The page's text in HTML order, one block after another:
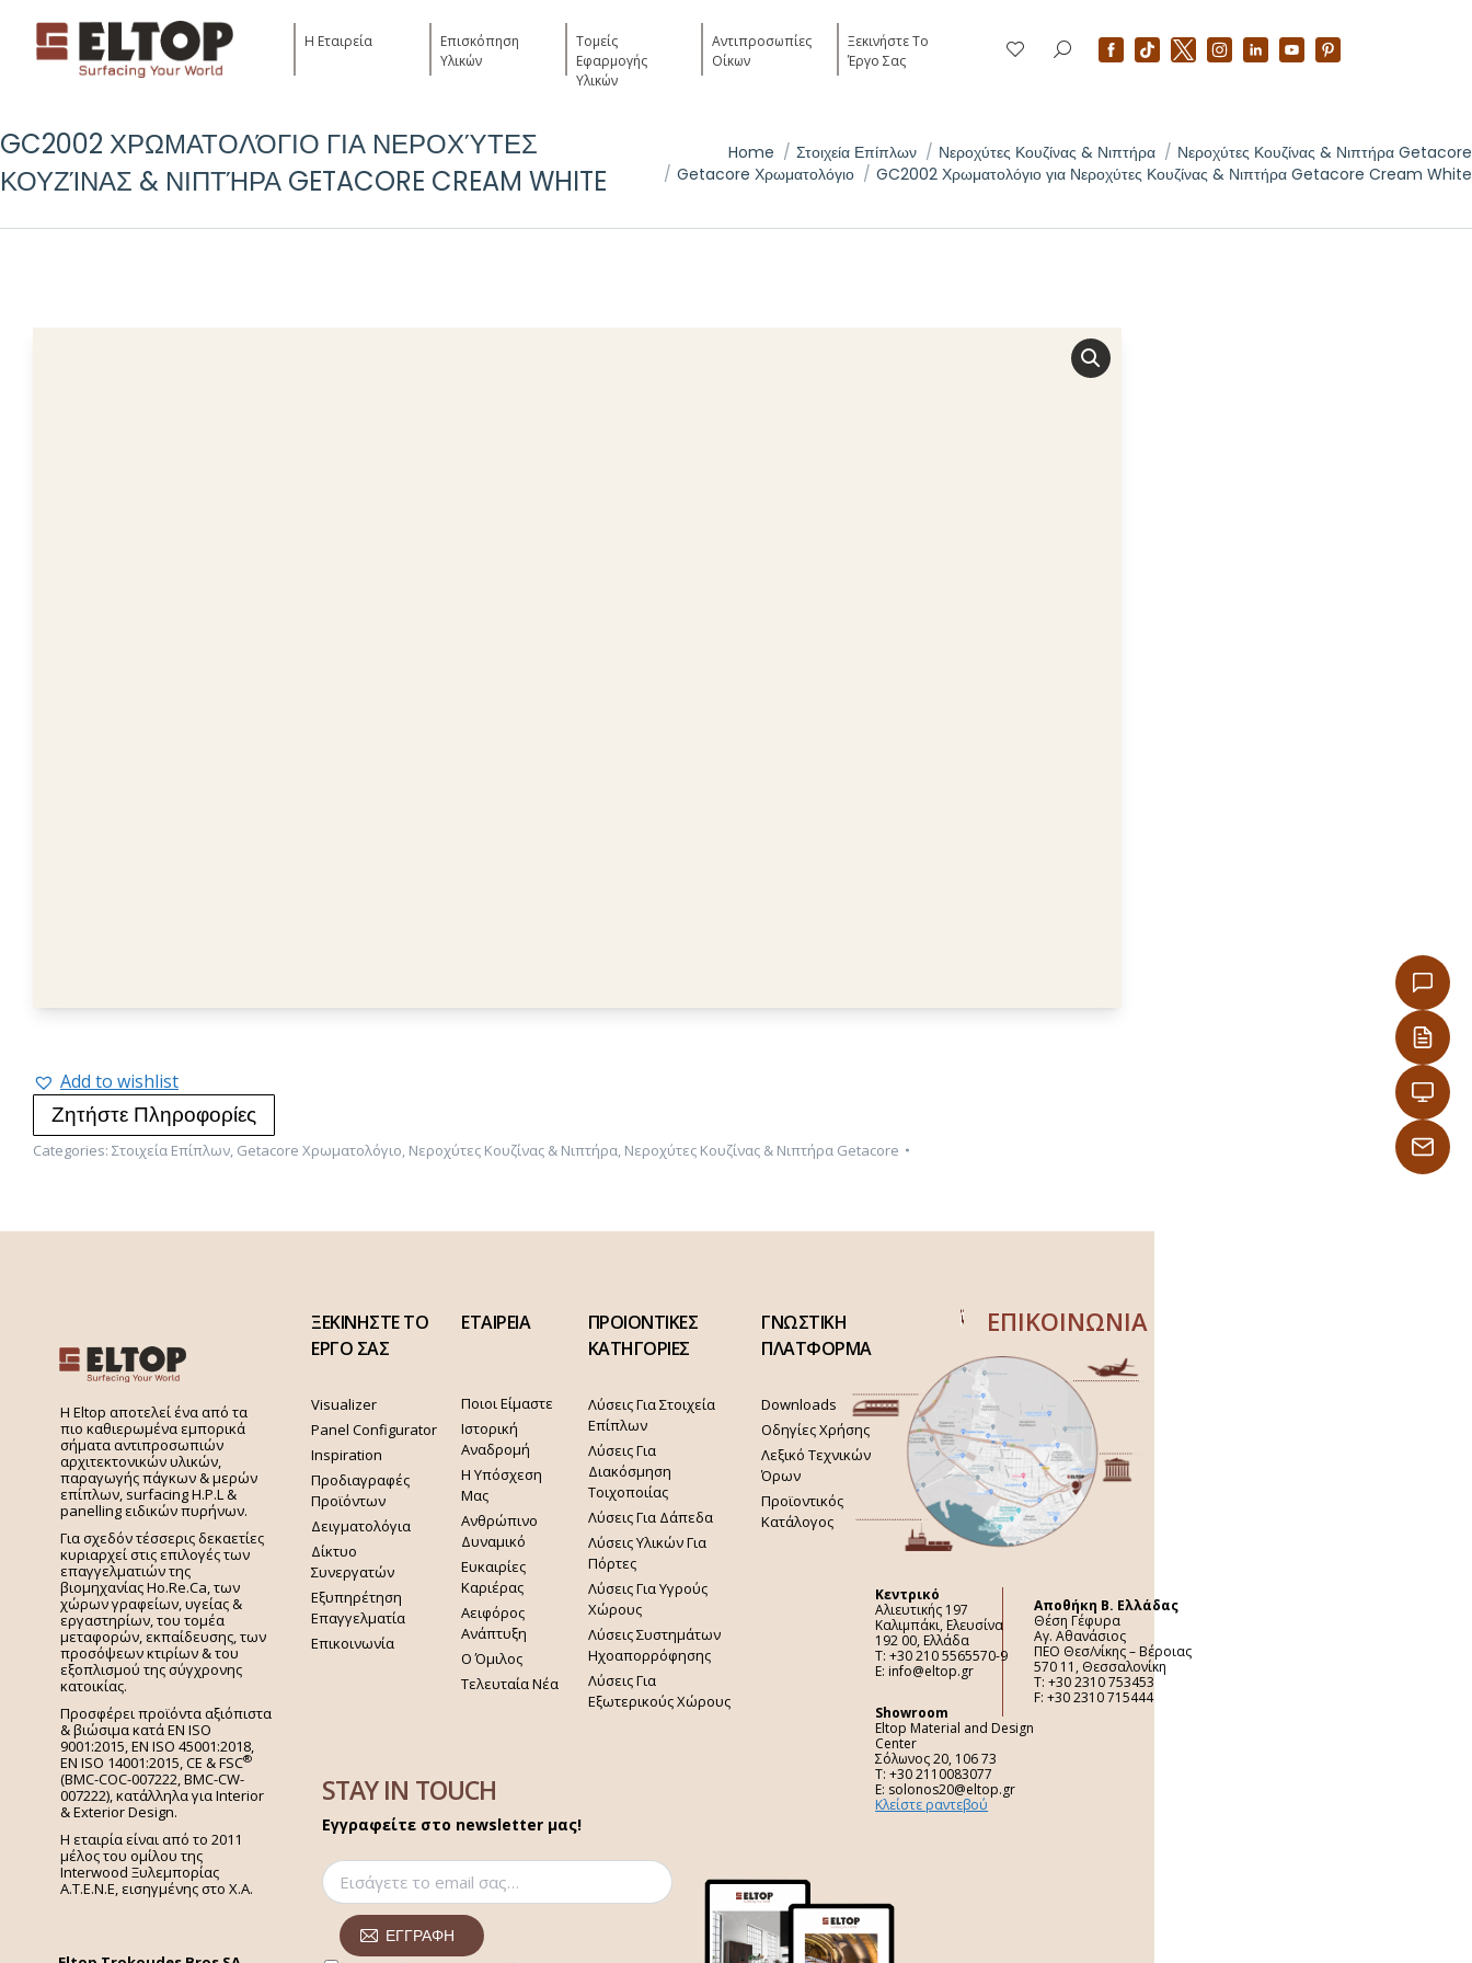
Η Εταιρεία
Επισκόπηση
Υλικών
Τομείς
Εφαρμογής
Υλικών
Αντιπροσωπίες
Οίκων
Ξεκινήστε Το
Έργο Σας
GC2002 ΧΡΩΜΑΤΟΛΌΓΙΟ ΓΙΑ ΝΕΡΟΧΎΤΕΣ
ΚΟΥΖΊΝΑΣ & ΝΙΠΤΉΡΑ GETACORE CREAM WHITE
You are here:Home Στοιχεία Επίπλων Νεροχύτες Κουζίνας & Νιπτήρα
Νεροχύτες Κουζίνας & Νιπτήρα Getacore
Getacore Χρωματολόγιο
GC2002 Χρωματολόγιο για Νεροχύτες Κουζίνας & Νιπτήρα Getacore Cream White
Add to wishlist
Ζητήστε Πληροφορίες
Categories: Στοιχεία Επίπλων, Getacore Χρωματολόγιο, Νεροχύτες Κουζίνας & Νιπτήρα, Νεροχύτες Κουζίνας & Νιπτήρα Getacore
H Eltop αποτελεί ένα από τα
πιο καθιερωμένα εμπορικά
σήματα αντιπροσωπιών
αρχιτεκτονικών υλικών,
παραγωγής πάγκων & μερών
επίπλων, surfacing H.P.L &
panelling ειδικών πυρήνων.
Για σχεδόν τέσσερις δεκαετίες
κυριαρχεί στις επιλογές των
επαγγελματιών της
βιομηχανίας Ho.Re.Ca, των
χώρων γραφείων, υγείας &
εργαστηρίων, του τομέα
μεταφορών, εκπαίδευσης, των
προσόψεων κτιρίων & του
εξοπλισμού της σύγχρονης
κατοικίας.
Προσφέρει προϊόντα αξιόπιστα
& βιώσιμα κατά EN ISO
9001:2015, EN ISO 45001:2018,
EN ISO 14001:2015,CE & FSC®
(BMC-COC-007222, BMC-CW-
007222), κατάλληλα για Interior
& Exterior Design.
Η εταιρία είναι από το 2011
μέλος του ομίλου της
Interwood Ξυλεμπορίας
Α.Τ.Ε.Ν.Ε, εισηγμένης στο Χ.A.
ΞΕΚΙΝΗΣΤΕ ΤΟ
ΕΡΓΟ ΣΑΣ
Visualizer
Panel Configurator
Inspiration
Προδιαγραφές
Προϊόντων
Δειγματολόγια
Δίκτυο
Συνεργατών
Εξυπηρέτηση
Επαγγελματία
Επικοινωνία
ΕΤΑΙΡΕΙΑ
Ποιοι Είμαστε
Ιστορική
Αναδρομή
Η Υπόσχεση
Μας
Ανθρώπινο
Δυναμικό
Ευκαιρίες
Καριέρας
Αειφόρος
Ανάπτυξη
Ο Όμιλος
Τελευταία Νέα
ΠΡΟΙΟΝΤΙΚΕΣ
ΚΑΤΗΓΟΡΙΕΣ
Λύσεις Για Στοιχεία
Επίπλων
Λύσεις Για
Διακόσμηση
Τοιχοποιίας
Λύσεις Για Δάπεδα
Λύσεις Υλικών Για
Πόρτες
Λύσεις Για Υγρούς
Χώρους
Λύσεις Συστημάτων
Ηχοαπορρόφησης
Λύσεις Για
Εξωτερικούς Χώρους
ΓΝΩΣΤΙΚΗ
ΠΛΑΤΦΟΡΜΑ
Downloads
Οδηγίες Χρήσης
Λεξικό Τεχνικών
Όρων
Προϊοντικός
Κατάλογος
ΕΠΙΚΟΙΝΩΝΙΑ
Κεντρικό
Αλιευτικής 197
Καλιμπάκι, Ελευσίνα
192 00, Ελλάδα
Τ: +30 210 5565570-9
E: info@eltop.gr
Showroom
Eltop Material and Design
Center
Σόλωνος 20, 106 73
Τ: +30 2110083077
E: solonos20@eltop.gr
Κλείστε ραντεβού
Aποθήκη Β. Ελλάδας
Θέση Γέφυρα
Αγ. Αθανάσιος
ΠΕΟ Θεσ/νίκης – Βέροιας
570 11, Θεσσαλονίκη
Τ: +30 2310 753453
F: +30 2310 715444
STAY IN TOUCH
Εγγραφείτε στο newsletter μας!